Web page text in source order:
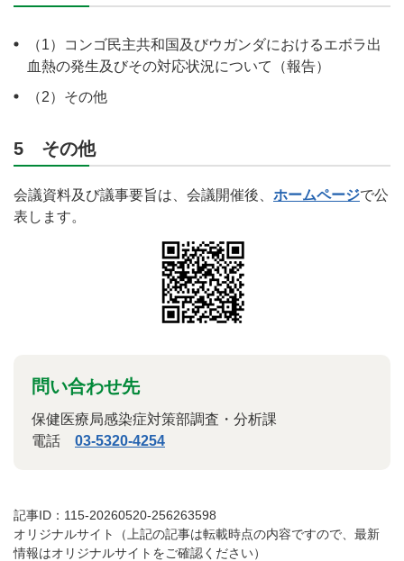
（1）コンゴ民主共和国及びウガンダにおけるエボラ出
血熱の発生及びその対応状況について（報告）
（2）その他
5 その他
会議資料及び議事要旨は、会議開催後、 ホームページで公
表します。
問い合わせ先
保健医療局感染症対策部調査・分析課
電話 03-5320-4254
記事ID：115-20260520-256263598
オリジナルサイト（上記の記事は転載時点の内容ですので、最新
情報はオリジナルサイトをご確認ください）